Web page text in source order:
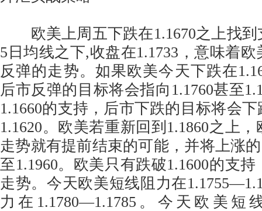
欧美上周五下跌在1.1670之上找到
5日均线之下,收盘在1.1733，意味着
反弹的走势。如果欧美今天下跌在
后市反弹的目标将会指向1.1760甚至
1.1660的支持，后市下跌的目标将会
1.1620。欧美若重新回到1.1860之上
走势就有提前结束的可能，并将上涨
至1.1960。欧美只有跌破1.1600的支
走势。今天欧美短线阻力在
力在1.1780—1.1785。今天欧美短